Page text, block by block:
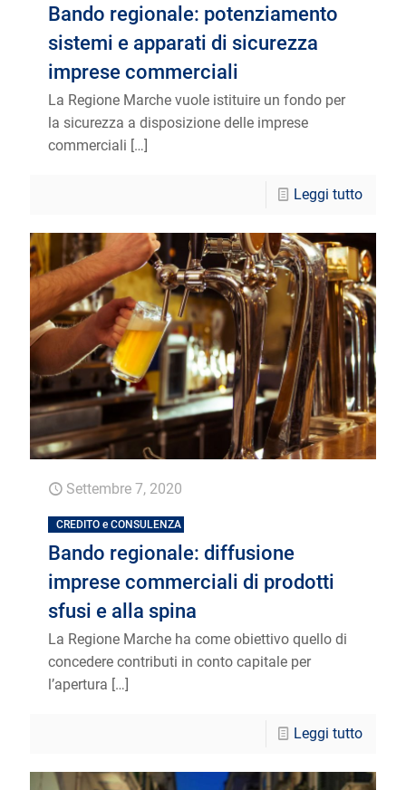
Bando regionale: potenziamento
sistemi e apparati di sicurezza
imprese commerciali
La Regione Marche vuole istituire un fondo per
la sicurezza a disposizione delle imprese
commerciali […]
Leggi tutto
Settembre 7, 2020
CREDITO e CONSULENZA
Bando regionale: diffusione
imprese commerciali di prodotti
sfusi e alla spina
La Regione Marche ha come obiettivo quello di
concedere contributi in conto capitale per
l’apertura […]
Leggi tutto